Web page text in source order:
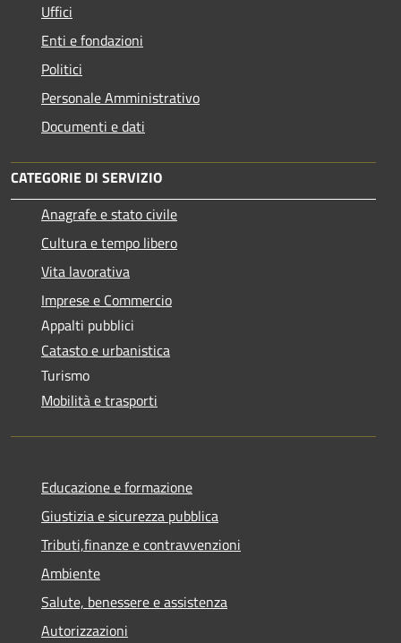
Uffici
Enti e fondazioni
Politici
Personale Amministrativo
Documenti e dati
CATEGORIE DI SERVIZIO
Anagrafe e stato civile
Cultura e tempo libero
Vita lavorativa
Imprese e Commercio
Appalti pubblici
Catasto e urbanistica
Turismo
Mobilità e trasporti
Educazione e formazione
Giustizia e sicurezza pubblica
Tributi,finanze e contravvenzioni
Ambiente
Salute, benessere e assistenza
Autorizzazioni